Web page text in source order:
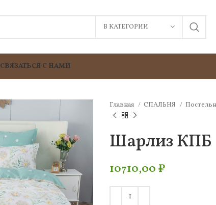
В КАТЕГОРИИ
СВЯЗАТЬСЯ С НАМИ
Главная СПАЛЬНЯ
Шарлиз КПБ
10710,00₽